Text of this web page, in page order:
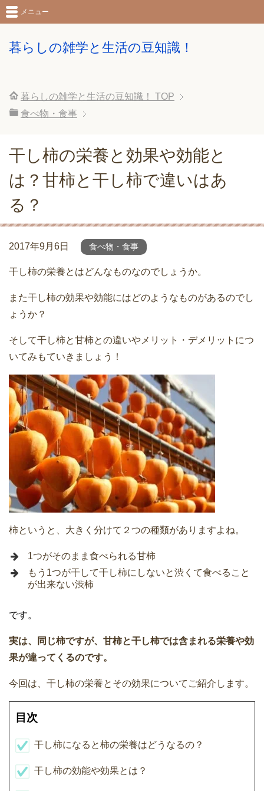
暮らしの雑学と生活の豆知識！
メニュー
暮らしの雑学と生活の豆知識！
TOP
食べ物・食事
干し柿の栄養と効果や効能と
は？甘柿と干し柿で違いはあ
る？
2017年9月6日 食べ物・食事
干し柿の栄養とはどんなものなのでしょうか。
また干し柿の効果や効能にはどのようなものがあるのでし
ょうか？
そして干し柿と甘柿との違いやメリット・デメリットにつ
いてみもていきましょう！
柿というと、大きく分けて２つの種類がありますよね。
1つがそのまま食べられる甘柿
もう1つが干して干し柿にしないと渋くて食べること
が出来ない渋柿
です。
実は、同じ柿ですが、甘柿と干し柿では含まれる栄養や効
果が違ってくるのです。
今回は、干し柿の栄養とその効果についてご紹介します。
目次
干し柿になると柿の栄養はどうなるの？
干し柿の効能や効果とは？